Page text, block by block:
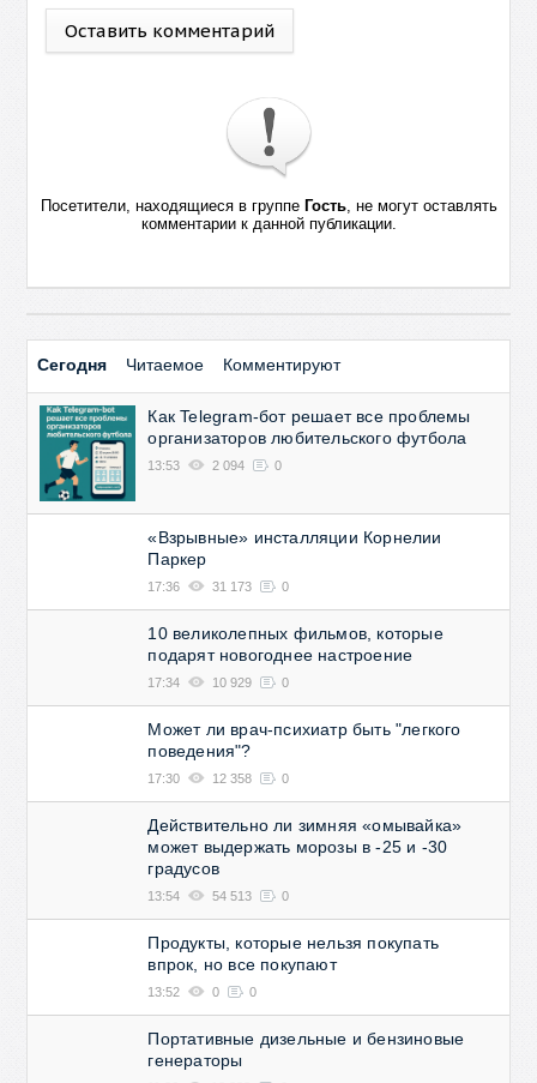
Оставить комментарий
Посетители, находящиеся в группе Гость, не могут оставлять
комментарии к данной публикации.
Сегодня Читаемое Комментируют
Как Telegram-бот решает все проблемы
организаторов любительского футбола
13:53 2 094 0
«Взрывные» инсталляции Корнелии
Паркер
17:36 31 173 0
10 великолепных фильмов, которые
подарят новогоднее настроение
17:34 10 929 0
Может ли врач-психиатр быть "легкого
поведения"?
17:30 12 358 0
Действительно ли зимняя «омывайка»
может выдержать морозы в -25 и -30
градусов
13:54 54 513 0
Продукты, которые нельзя покупать
впрок, но все покупают
13:52 0 0
Портативные дизельные и бензиновые
генераторы